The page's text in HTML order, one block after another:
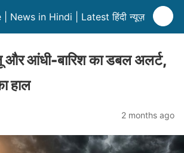
News in Hindi | Latest हिंदी न्यूज़
आंधी-बारिश का डबल अलर्ट,
हाल
2 months ago